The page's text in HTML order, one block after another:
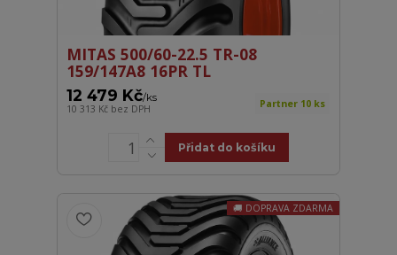
MITAS 500/60-22.5 TR-08
159/147A8 16PR TL
12 479 Kč/ks
10 313 Kč bez DPH Partner 10 ks
Přidat do košíku
DOPRAVA ZDARMA